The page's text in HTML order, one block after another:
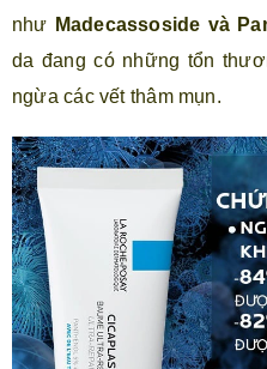
như Madecassoside và
da đang có những tổn
ngừa các vết thâm mụn.